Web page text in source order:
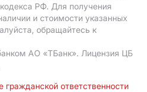
РФ. Для получения
и стоимости указанных
обращайтесь к
АO «ТБанк». Лицензия ЦБ
гражданской ответственности